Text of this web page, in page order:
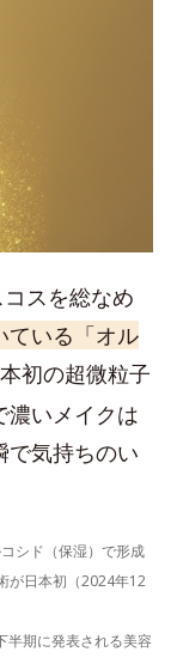
スを総なめ
ている「オル
初の超微粒子
濃いメイクは
で気持ちのい
シド（保湿）で形成
が日本初（2024年12
半期に発表される美容